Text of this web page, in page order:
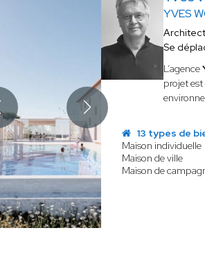
YVES
Se
L’agence
projet
13 types de
Maison individuelle
Maison de ville
Maison de